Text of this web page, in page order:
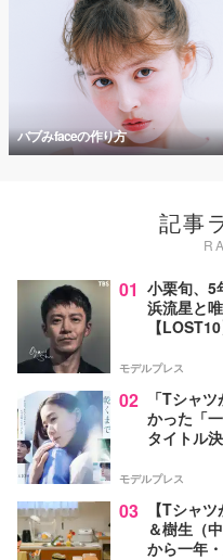
バブみfaceの作り方
記事
01 小栗旬、5
浜流星と
【LOST10
モデルプレス
02
「Tシャ
かった「
タイトル
モデルプレス
03
【Tシャツが乾くま
＆樹生（
から一年